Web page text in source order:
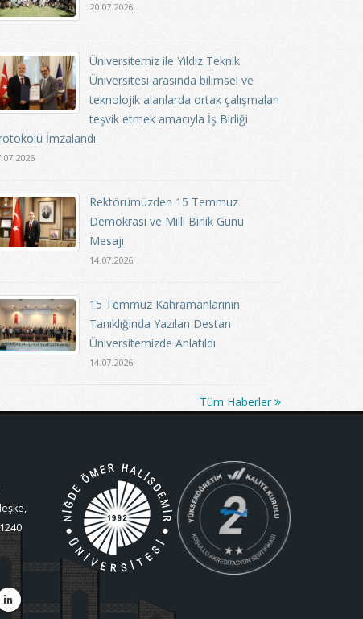
20.07.2026
Üniversitemiz ile Yıldız Teknik
Üniversitesi arasında bilimsel ve
teknolojik alanlarda ortak çalışmaları
teşvik etmek amacıyla İş Birliği
İmzalandı.
Rektörümüzden 15 Temmuz
Demokrasi ve Milli Birlik Günü
Mesajı
14.07.2026
15 Temmuz Kahramanlarının
Tanıklığında Yazılan Destan
Üniversitemizde Anlatıldı
14.07.2026
Tüm Haberler